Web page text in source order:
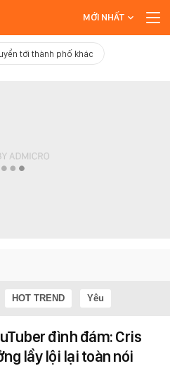
MỚI NHẤT
tới thành phố khác
HOT TREND Yêu
đình đám: Cris
lầy lội lại toàn nói